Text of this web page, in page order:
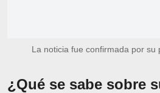
La noticia fue confirmada por su
¿Qué se sabe sobre